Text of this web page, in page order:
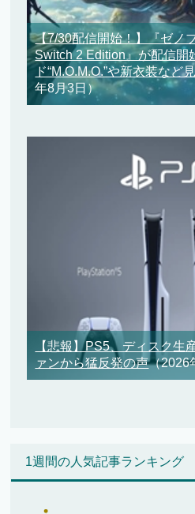
【7/30配信開始！】『ゼノ
Switch 2 Edition』が配信開
ド“M.O.M.O.”や新衣装など
年8月3日）
【悲報】PS5、ディスク生
ァンから猛反発の声（2026
1週間の人気記事ランキング